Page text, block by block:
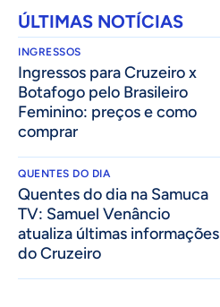
ÚLTIMAS NOTÍCIAS
INGRESSOS
Ingressos para Cruzeiro x
Botafogo pelo Brasileiro
Feminino: preços e como
comprar
QUENTES DO DIA
Quentes do dia na Samuca
TV: Samuel Venâncio
atualiza últimas informações
do Cruzeiro